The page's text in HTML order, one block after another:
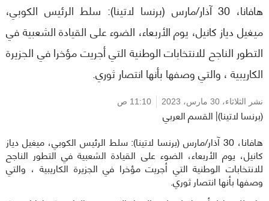
هافانا، 30 آذار/مارس (برنسا لاتينا): سلط الرئيس الكوبي،
ميغيل دياز كانيل، يوم الأربعاء، الضوء على القيادة الشعبية في
التطور الناجح للانتخابات الوطنية التي أجريت مؤخرا في الجزيرة
الكاريبية ، والتي وصفها بأنها انتصار ثوري.
نشر الثلاثاء، 30 مارس، 2023 11:10 ص
(برنسا لاتينا)| القسم العربي
هافانا، 30 آذار/مارس (برنسا لاتينا): سلط الرئيس الكوبي، ميغيل دياز
كانيل، يوم الأربعاء، الضوء على القيادة الشعبية في التطور الناجح
للانتخابات الوطنية التي أجريت مؤخرا في الجزيرة الكاريبية ، والتي
وصفها بأنها انتصار ثوري.